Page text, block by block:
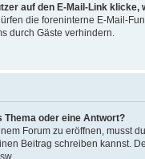
auf den E-Mail-Link
die foreninterne E-Mail-
durch Gäste verhindern.
Thema oder eine Antwort?
Forum zu eröffnen, musst
Beitrag schreiben kannst.